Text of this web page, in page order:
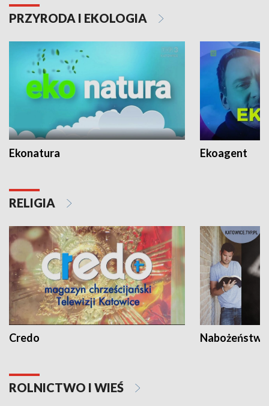
PRZYRODA I EKOLOGIA
Ekonatura Ekoagent
RELIGIA
Credo
ROLNICTWO I WIEŚ